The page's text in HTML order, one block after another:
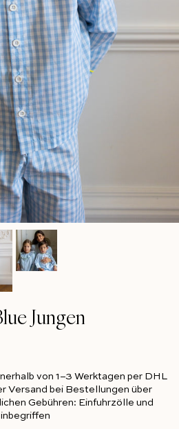
Jungen
von 1–3 Werktagen per DHL
Versand bei Bestellungen über
Gebühren: Einfuhrzölle und